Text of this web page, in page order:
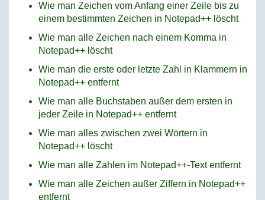
Wie man Zeichen vom Anfang einer Zeile bis zu
einem bestimmten Zeichen in Notepad++ löscht
Wie man alle Zeichen nach einem Komma in
Notepad++ löscht
Wie man die erste oder letzte Zahl in Klammern in
Notepad++ entfernt
Wie man alle Buchstaben außer dem ersten in
jeder Zeile in Notepad++ entfernt
Wie man alles zwischen zwei Wörtern in
Notepad++ löscht
Wie man alle Zahlen im Notepad++-Text entfernt
Wie man alle Zeichen außer Ziffern in Notepad++
entfernt